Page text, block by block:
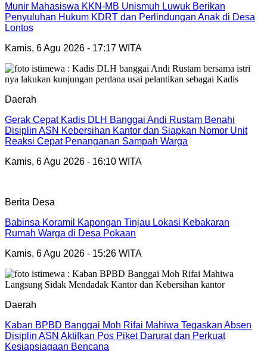
Munir Mahasiswa KKN-MB Unismuh Luwuk Berikan
Penyuluhan Hukum KDRT dan Perlindungan Anak di Desa
Lontos
Kamis, 6 Agu 2026 - 17:17 WITA
Daerah
Gerak Cepat Kadis DLH Banggai Andi Rustam Benahi
Disiplin ASN Kebersihan Kantor dan Siapkan Nomor Unit
Reaksi Cepat Penanganan Sampah Warga
Kamis, 6 Agu 2026 - 16:10 WITA
Berita Desa
Babinsa Koramil Kapongan Tinjau Lokasi Kebakaran
Rumah Warga di Desa Pokaan
Kamis, 6 Agu 2026 - 15:26 WITA
Daerah
Kaban BPBD Banggai Moh Rifai Mahiwa Tegaskan Absen
Disiplin ASN Aktifkan Pos Piket Darurat dan Perkuat
Kesiapsiagaan Bencana